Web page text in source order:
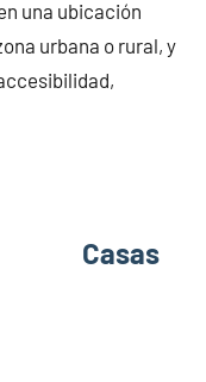
una ubicación
urbana o rural, y
Casas